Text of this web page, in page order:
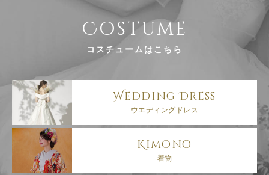
Costume
コスチュームはこちら
Wedding Dress
ウエディングドレス
Kimono
着物